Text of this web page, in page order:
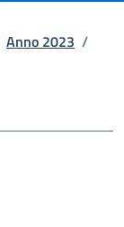
Anno 2023 /